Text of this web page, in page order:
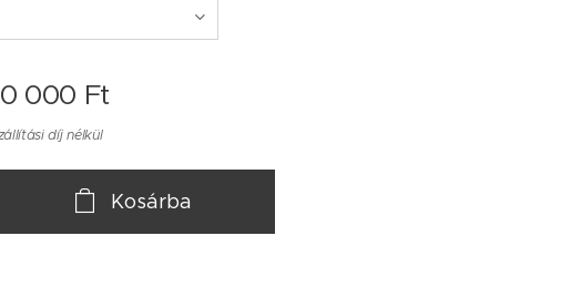
000 Ft
díj nélkül
Kosárba